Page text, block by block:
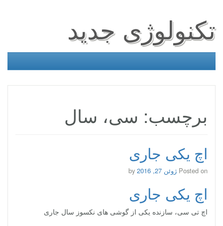
تکنولوژی جدید
برچسب: سی، سال
اچ یکی جاری
Posted on ژوئن 27, 2016
اچ یکی جاری
اچ تی سی، سازنده یکی از گوشی های نکسوز سال جاری